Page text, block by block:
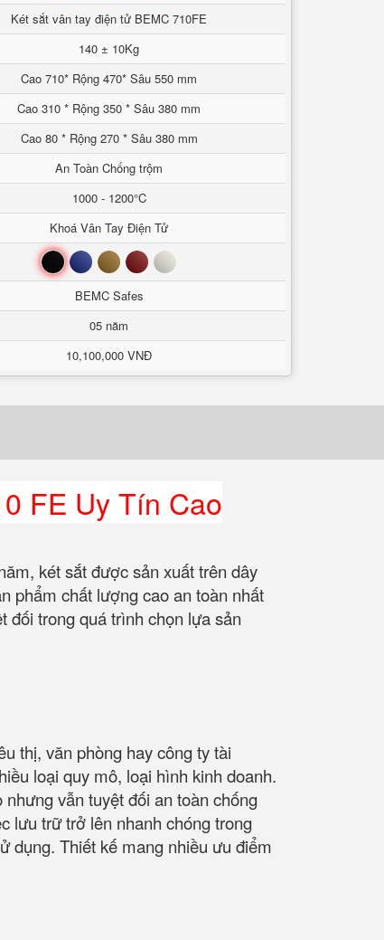
Két sắt vân tay điện tử BEMC 710FE
140 ± 10Kg
Cao 710* Rộng 470* Sâu 550 mm
Cao 310 * Rộng 350 * Sâu 380 mm
Cao 80 * Rộng 270 * Sâu 380 mm
An Toàn Chống trộm
1000 - 1200°C
Khoá Vân Tay Điện Tử
Đen Xanh Nâu Đỏ Trắng
BEMC Safes
05 năm
10,100,000 VNĐ
FE Uy Tín Cao
két sắt được sản xuất trên dây
phẩm chất lượng cao an toàn nhất
đối trong quá trình chọn lựa sản
thị, văn phòng hay công ty tài
loại quy mô, loại hình kinh doanh.
vẫn tuyệt đối an toàn chống
lưu trữ trở lên nhanh chóng trong
dụng. Thiết kế mang nhiều ưu điểm